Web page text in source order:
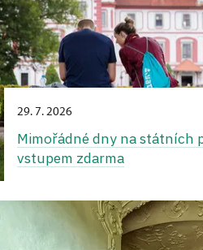
29. 7. 2026
Mimořádné dny na státních
vstupem zdarma